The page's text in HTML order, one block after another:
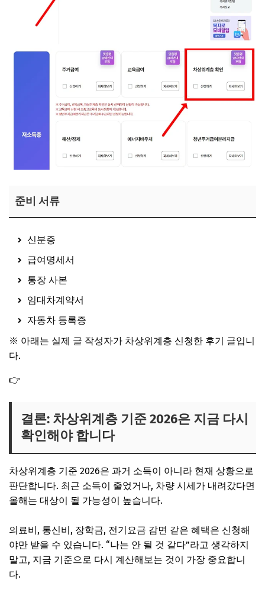
준비 서류
신분증
급여명세서
통장 사본
임대차계약서
자동차 등록증
※ 아래는 실제 글 작성자가 차상위계층 신청한 후기 글입니
다.
👉
결론: 차상위계층 기준 2026은 지금 다시
확인해야 합니다
차상위계층 기준 2026은 과거 소득이 아니라 현재 상황으로
판단합니다. 최근 소득이 줄었거나, 차량 시세가 내려갔다면
올해는 대상이 될 가능성이 높습니다.
의료비, 통신비, 장학금, 전기요금 감면 같은 혜택은 신청해
야만 받을 수 있습니다. “나는 안 될 것 같다”라고 생각하지
말고, 지금 기준으로 다시 계산해보는 것이 가장 중요합니
다.